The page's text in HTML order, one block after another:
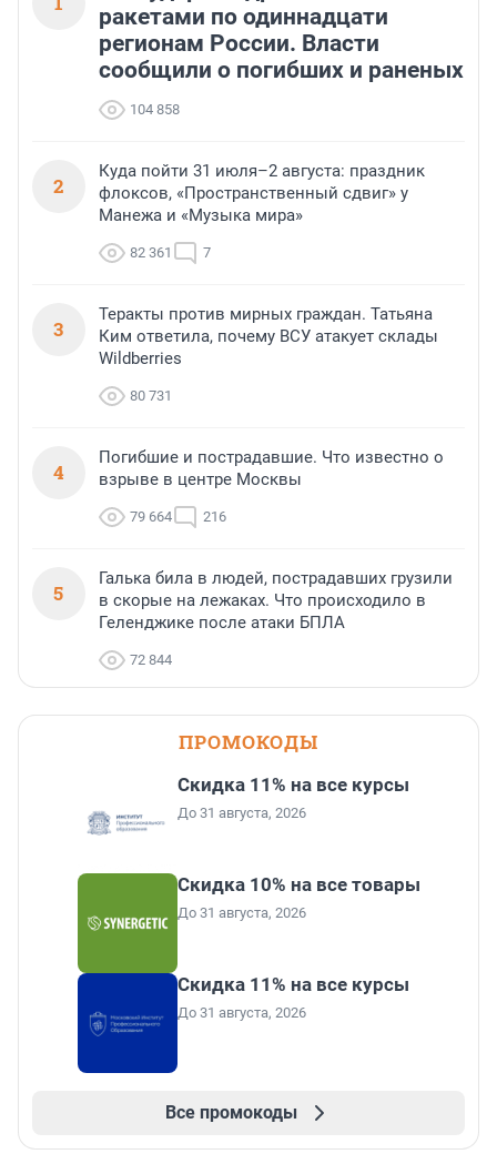
ракетами по одиннадцати
регионам России. Власти
сообщили о погибших и раненых
104 858
2
Куда пойти 31 июля–2 августа: праздник
флоксов, «Пространственный сдвиг» у
Манежа и «Музыка мира»
82 361 7
3
Теракты против мирных граждан. Татьяна
Ким ответила, почему ВСУ атакует склады
Wildberries
80 731
4
Погибшие и пострадавшие. Что известно о
взрыве в центре Москвы
79 664 216
5
Галька била в людей, пострадавших грузили
в скорые на лежаках. Что происходило в
Геленджике после атаки БПЛА
72 844
ПРОМОКОДЫ
Скидка 11% на все курсы
До 31 августа, 2026
Скидка 10% на все товары
До 31 августа, 2026
Скидка 11% на все курсы
До 31 августа, 2026
Все промокоды